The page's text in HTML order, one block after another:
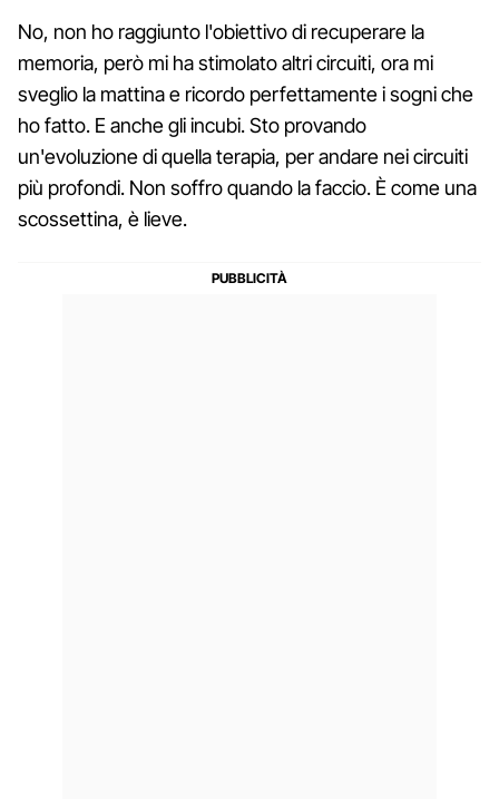
No, non ho raggiunto l'obiettivo di recuperare la
memoria, però mi ha stimolato altri circuiti, ora mi
sveglio la mattina e ricordo perfettamente i sogni che
ho fatto. E anche gli incubi. Sto provando
un'evoluzione di quella terapia, per andare nei circuiti
più profondi. Non soffro quando la faccio. È come una
scossettina, è lieve.